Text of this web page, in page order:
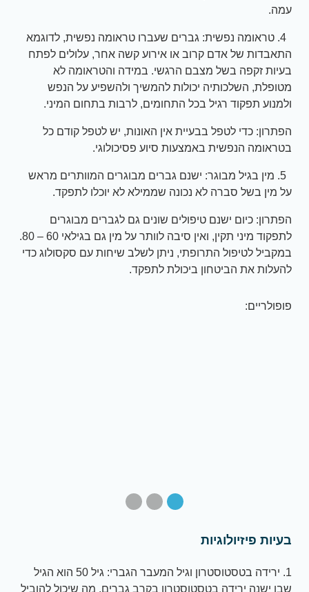
עמה.
4. טראומה נפשית: גברים שעברו טראומה נפשית, לדוגמא
התאבדות של אדם קרוב או אירוע קשה אחר, עלולים לפתח
בעיות זקפה בשל מצבם הרגשי. במידה והטראומה לא
מטופלת, השלכותיה יכולות להמשיך ולהשפיע על הנפש
ולמנוע תפקוד רגיל בכל התחומים, לרבות בתחום המיני.
הפתרון: כדי לטפל בבעיית אין האונות, יש לטפל קודם כל
בטראומה הנפשית באמצעות סיוע פסיכולוגי.
5. מין בגיל מבוגר: ישנם גברים מבוגרים המוותרים מראש
על מין בשל סברה לא נכונה שממילא לא יוכלו לתפקד.
הפתרון: כיום ישנם טיפולים שונים גם לגברים מבוגרים
לתפקוד מיני תקין, ואין סיבה לוותר על מין גם בגילאי 60 – 80.
במקביל לטיפול התרופתי, ניתן לשלב שיחות עם סקסולוג כדי
להעלות את הביטחון ביכולת לתפקד.
פופולריים:
בעיות פיזיולוגיות
1. ירידה בטסטוסטרון וגיל המעבר הגברי: גיל 50 הוא הגיל
שבו ישנה ירידה בטסטוסטרון בקרב גברים, מה שיכול להוביל